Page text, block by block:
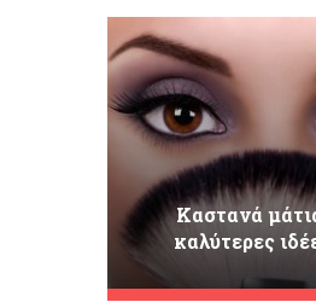
Καστανά
καλύτερες
μακιγιάζ. Τέλεια
για καστανά